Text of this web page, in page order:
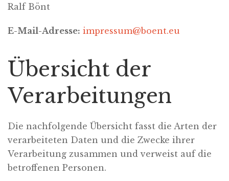
Ralf Bönt
E-Mail-Adresse: impressum@boent.eu
Übersicht der
Verarbeitungen
Die nachfolgende Übersicht fasst die Arten der
verarbeiteten Daten und die Zwecke ihrer
Verarbeitung zusammen und verweist auf die
betroffenen Personen.